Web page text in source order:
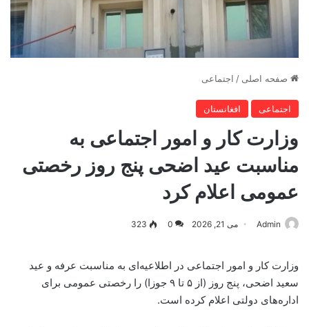
صفحه اصلی / اجتماعی
اجتماعی افغانستان
وزارت کار و امور اجتماعی به
مناسبت عید اضحی پنج‌ روز رخصتی
عمومی اعلام کرد
Admin می 21, 2026 0
323
وزارت کار و امور اجتماعی در اطلاعیه‌ای به مناسبت عرفه و عید
سعید اضحی، پنج روز (از ۵ تا ۹ جوزا) را رخصتی عمومی برای
اداره‌های دولتی اعلام کرده است.